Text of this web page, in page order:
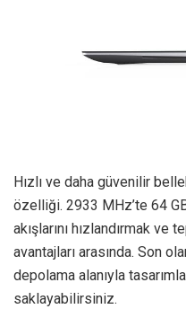
Hızlı ve daha güvenilir
özelliği. 2933 MHz’te 64
akışlarını hızlandırmak ve
avantajları arasında. Son
depolama alanıyla
saklayabilirsiniz.